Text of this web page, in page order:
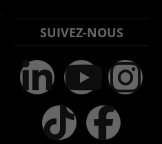
SUIVEZ-NOUS